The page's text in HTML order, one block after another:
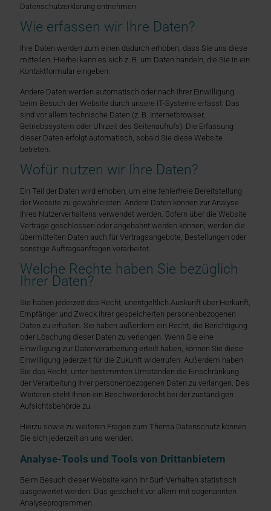
Datenschutzerklärung entnehmen.
Wie erfassen wir Ihre Daten?
Ihre Daten werden zum einen dadurch erhoben, dass Sie uns diese
mitteilen. Hierbei kann es sich z. B. um Daten handeln, die Sie in ein
Kontaktformular eingeben.
Andere Daten werden automatisch oder nach Ihrer Einwilligung
beim Besuch der Website durch unsere IT-Systeme erfasst. Das
sind vor allem technische Daten (z. B. Internetbrowser,
Betriebssystem oder Uhrzeit des Seitenaufrufs). Die Erfassung
dieser Daten erfolgt automatisch, sobald Sie diese Website
betreten.
Wofür nutzen wir Ihre Daten?
Ein Teil der Daten wird erhoben, um eine fehlerfreie Bereitstellung
der Website zu gewährleisten. Andere Daten können zur Analyse
Ihres Nutzerverhaltens verwendet werden. Sofern über die Website
Verträge geschlossen oder angebahnt werden können, werden die
übermittelten Daten auch für Vertragsangebote, Bestellungen oder
sonstige Auftragsanfragen verarbeitet.
Welche Rechte haben Sie bezüglich
Ihrer Daten?
Sie haben jederzeit das Recht, unentgeltlich Auskunft über Herkunft,
Empfänger und Zweck Ihrer gespeicherten personenbezogenen
Daten zu erhalten. Sie haben außerdem ein Recht, die Berichtigung
oder Löschung dieser Daten zu verlangen. Wenn Sie eine
Einwilligung zur Datenverarbeitung erteilt haben, können Sie diese
Einwilligung jederzeit für die Zukunft widerrufen. Außerdem haben
Sie das Recht, unter bestimmten Umständen die Einschränkung
der Verarbeitung Ihrer personenbezogenen Daten zu verlangen. Des
Weiteren steht Ihnen ein Beschwerderecht bei der zuständigen
Aufsichtsbehörde zu.
Hierzu sowie zu weiteren Fragen zum Thema Datenschutz können
Sie sich jederzeit an uns wenden.
Analyse-Tools und Tools von Dritt­anbietern
Beim Besuch dieser Website kann Ihr Surf-Verhalten statistisch
ausgewertet werden. Das geschieht vor allem mit sogenannten
Analyseprogrammen.